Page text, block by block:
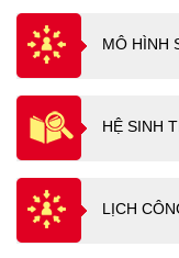
MÔ HÌNH
HỆ SINH
LỊCH